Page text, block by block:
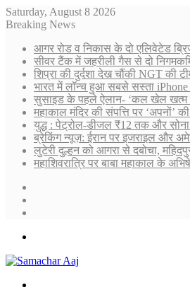
Saturday, August 8 2026
Breaking News
आगर रोड व निकास के दो एलिवेटेड
सीवर टैंक में जहरीली गैस से दो
शिप्रा की दुर्दशा देख चौंकी NGT की
भारत में लॉन्च हुआ सबसे सस्ता iPhone
सुसाइड के पहले ऐलान- ‘कल खेल खत्म
महाकाल मंदिर की संपत्ति पर ‘अपनों’
युद्ध : पेट्रोल-डीजल ₹12 तक और
ब्रेकिंग न्यूज़: ईरान पर इजराइल और
लुटेरी दुल्हन को आगरा से दबोचा,
महाशिवरात्रि पर बाबा महाकाल के